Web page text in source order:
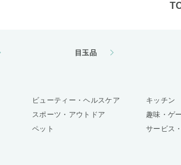
目玉品
ビューティー・ヘルスケア キッチン
スポーツ・アウトドア 趣味・ゲ
ペット サービス